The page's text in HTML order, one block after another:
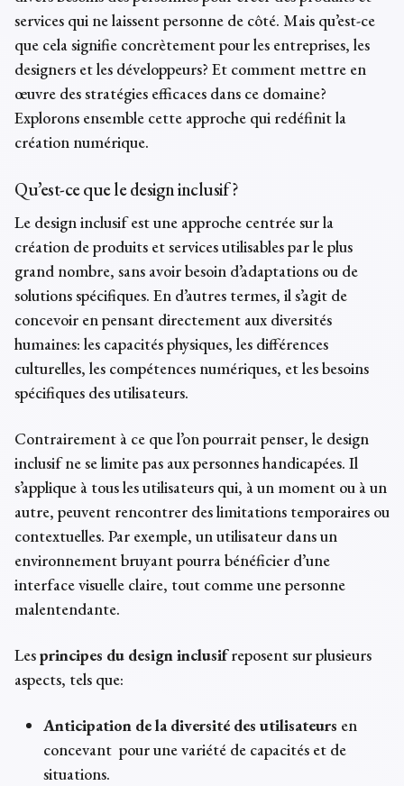
services qui ne laissent personne de côté. Mais qu’est-ce
que cela signifie concrètement pour les entreprises, les
designers et les développeurs? Et comment mettre en
œuvre des stratégies efficaces dans ce domaine?
Explorons ensemble cette approche qui redéfinit la
création numérique.
Qu’est-ce que le design inclusif ?
Le design inclusif est une approche centrée sur la
création de produits et services utilisables par le plus
grand nombre, sans avoir besoin d’adaptations ou de
solutions spécifiques. En d’autres termes, il s’agit de
concevoir en pensant directement aux diversités
humaines: les capacités physiques, les différences
culturelles, les compétences numériques, et les besoins
spécifiques des utilisateurs.
Contrairement à ce que l’on pourrait penser, le design
inclusif ne se limite pas aux personnes handicapées. Il
s’applique à tous les utilisateurs qui, à un moment ou à un
autre, peuvent rencontrer des limitations temporaires ou
contextuelles. Par exemple, un utilisateur dans un
environnement bruyant pourra bénéficier d’une
interface visuelle claire, tout comme une personne
malentendante.
Lesprincipes du design inclusifreposent sur plusieurs
aspects, tels que:
Anticipation de la diversité des utilisateurs en
concevant pour une variété de capacités et de
situations.